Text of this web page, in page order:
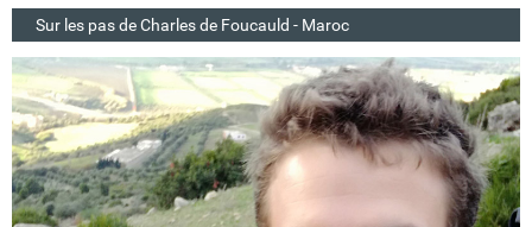
Sur les pas de Charles de Foucauld - Maroc